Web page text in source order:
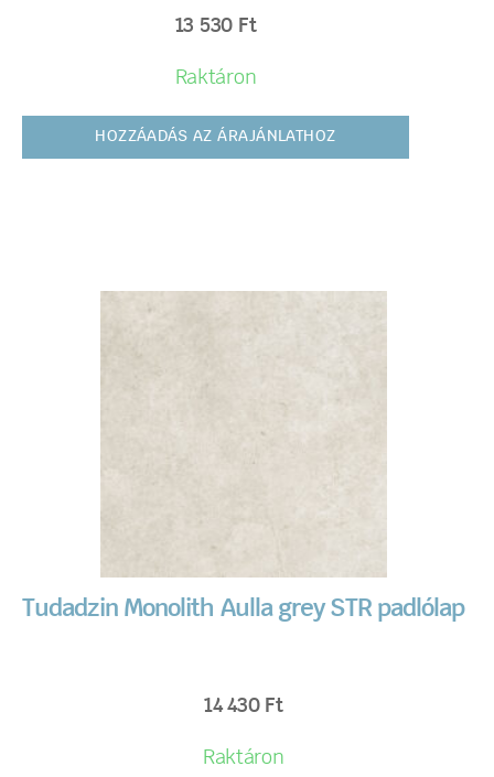
13 530 Ft
Raktáron
HOZZÁADÁS AZ ÁRAJÁNLATHOZ
Tudadzin Monolith Aulla grey STR padlólap
14 430 Ft
Raktáron